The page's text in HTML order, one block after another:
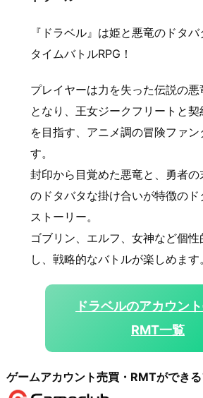
『ドラベル』は姫と悪竜のドタ
タイムバトルRPG！
プレイヤーは力を失った伝説の
となり、王女ジークフリートと
を目指す、アニメ調の冒険ファ
す。
封印から目覚めた悪竜と、勇者
のドタバタな掛け合いが特徴のド
ストーリー。
ゴブリン、エルフ、女神など個
し、戦略的なバトルが楽しめます
ドラベルのアカウン
RMT一覧
ゲームアカウント売買・RMTができ